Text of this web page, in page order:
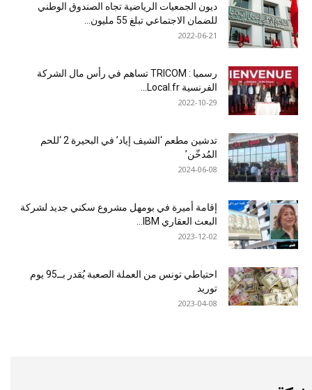
ديون الجمعيات الرياضية تجاه الصندوق الوطني
للضمان الاجتماعي تبلغ 55 مليون...
2022-06-21
رسميا : TRICOM تساهم في رأس مال الشركة
الفرنسية Local.fr...
2022-10-29
تدشين مطعم ‘الشيف إياد’ في البحيرة 2 ‘للحم
المُدخّن’
2024-06-08
إقامة أميرة في بومهل مشروع سكني جديد لشركة
البعث العقاري IBM...
2023-12-02
احتياطي تونس من العملة الصعبة يُقدر بــ95 يوم
توريد
2023-04-08